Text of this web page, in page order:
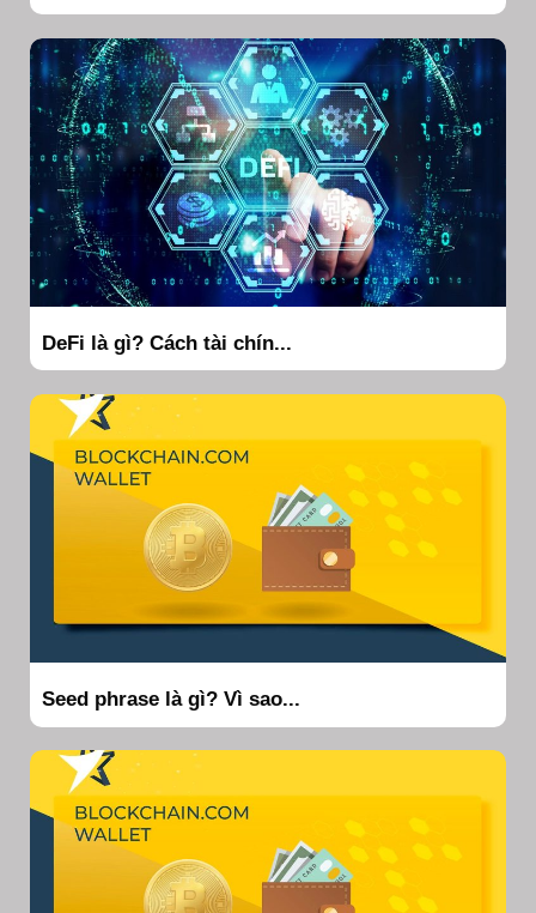
DeFi là gì? Cách tài chín...
Seed phrase là gì? Vì sao...